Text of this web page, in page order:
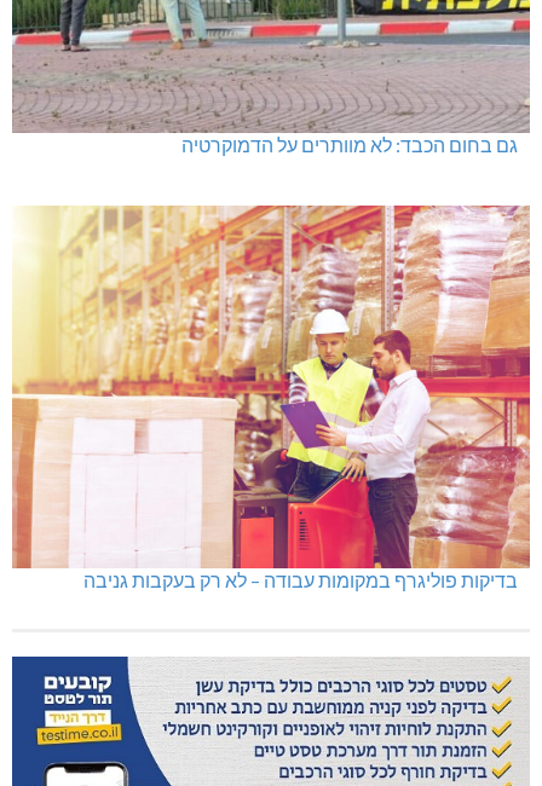
גם בחום הכבד: לא מוותרים על הדמוקרטיה
בדיקות פוליגרף במקומות עבודה – לא רק בעקבות גניבה